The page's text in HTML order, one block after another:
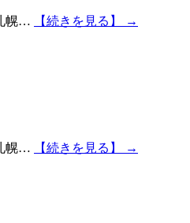
幌… 【続きを見る】 →
幌… 【続きを見る】 →